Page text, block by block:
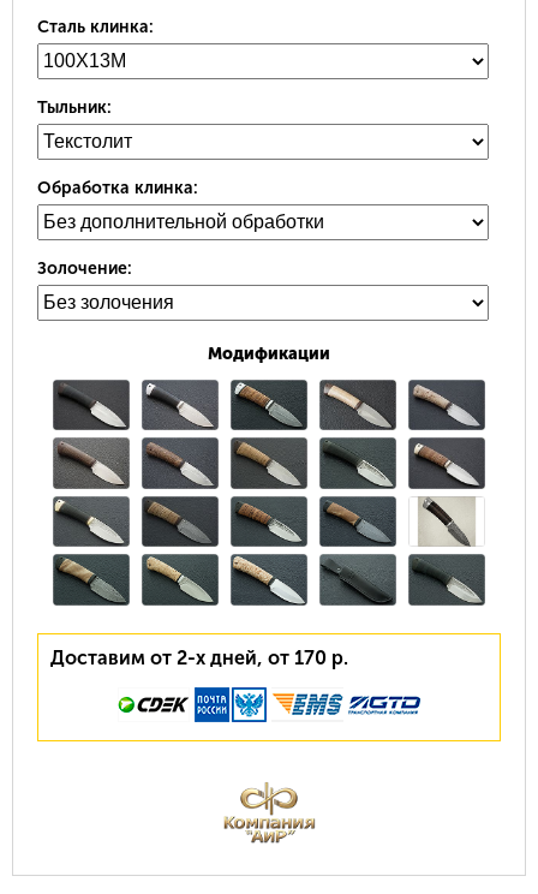
Сталь клинка:
Тыльник:
Обработка клинка:
Золочение:
Модификации
Доставим от 2-х дней, от 170 р.